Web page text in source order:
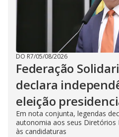
DO R7/05/08/2026
Federação
declara
eleição
Em nota conjunta, legendas
autonomia aos seus Diretórios
às candidaturas